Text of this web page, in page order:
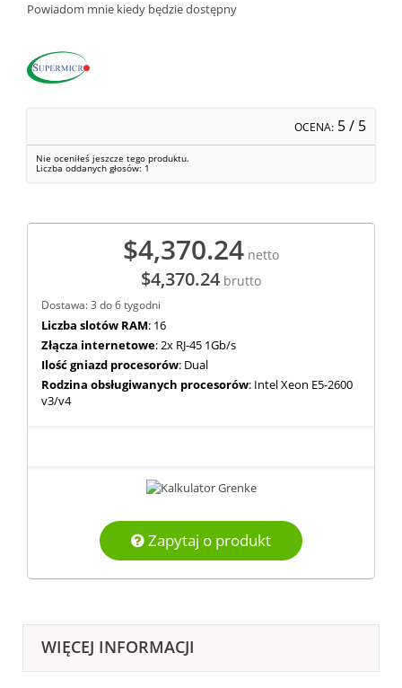
Powiadom mnie kiedy będzie dostępny
OCENA: 5/ 5
Nie oceniłeś jeszcze tego produktu.
Liczba oddanych głosów: 1
$4,370.24 netto
$4,370.24 brutto
Dostawa: 3 do 6 tygodni
Liczba slotów RAM: 16
Złącza internetowe: 2x RJ-45 1Gb/s
Ilość gniazd procesorów: Dual
Rodzina obsługiwanych procesorów: Intel Xeon E5-2600
v3/v4
Zapytaj o produkt
WIĘCEJ INFORMACJI